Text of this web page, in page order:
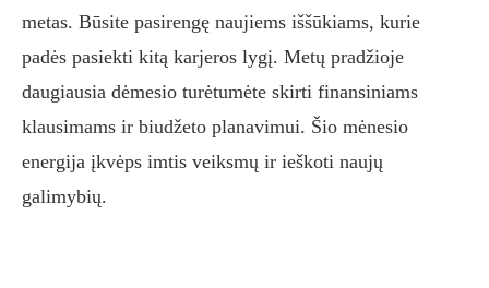
metas. Būsite pasirengę naujiems iššūkiams, kurie
padės pasiekti kitą karjeros lygį. Metų pradžioje
daugiausia dėmesio turėtumėte skirti finansiniams
klausimams ir biudžeto planavimui. Šio mėnesio
energija įkvėps imtis veiksmų ir ieškoti naujų
galimybių.